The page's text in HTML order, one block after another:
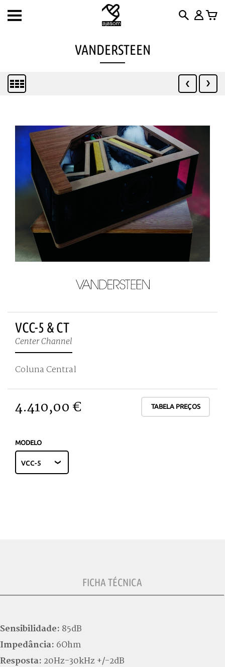
Toggle
VANDERSTEEN
VCC-5 & CT
Center Channel
Coluna Central
4.410,00 € TABELA PREÇOS
MODELO
FICHA TÉCNICA
Sensibilidade: 85dB
Impedância: 6Ohm
Resposta: 20Hz-30kHz +/-2dB